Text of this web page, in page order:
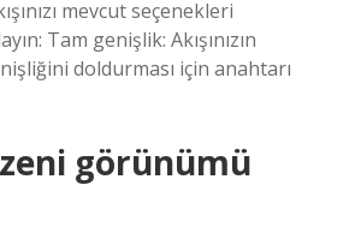
mevcut seçenekleri
Tam genişlik: Akışınızın
doldurması için anahtarı
görünümü